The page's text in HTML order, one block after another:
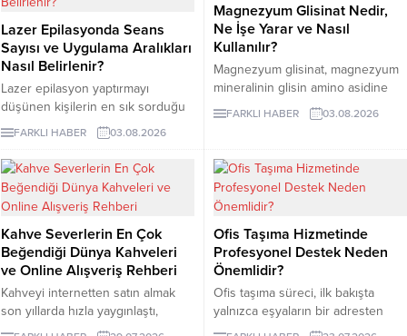
Lazer Epilasyonda Seans
Sayısı ve Uygulama Aralıkları
Nasıl Belirlenir?
Lazer epilasyon yaptırmayı
düşünen kişilerin en sık sorduğu
konuların başında kaç seans
gerektiği gelir. Ancak bu soruya
herkes için geçerli tek bir sayı
vermek mümkün değildir. Cilt
rengi, kılın kalınlığı, uygulama
bölgesi ve hormonal özellikler
seans planını etkileyebilir. İzmir
lazer epilasyon seçenekleri
araştırılırken kısa sürede kesin
sonuç vadeden açıklamalarla
karşılaşılabilir....
FARKLI HABER 03.08.2026
Magnezyum Glisinat Nedir,
Ne İşe Yarar ve Nasıl
Kullanılır?
Magnezyum glisinat, magnezyum
mineralinin glisin amino asidine
bağlandığı bir takviye formudur.
Glisin, vücudun protein yapımında
ve burada minerali taşıyan bileşen
olarak görev yapar.
FARKLI HABER 03.08.2026
Kahve Severlerin En Çok
Beğendiği Dünya Kahveleri
ve Online Alışveriş Rehberi
Kahveyi internetten satın almak
son yıllarda hızla yaygınlaştı,
çünkü artık dünyanın en özel
Ofis Taşıma Hizmetinde
Profesyonel Destek Neden
Önemlidir?
Ofis taşıma süreci, ilk bakışta
yalnızca eşyaların bir adresten
başka bir adrese götürülmesi gibi